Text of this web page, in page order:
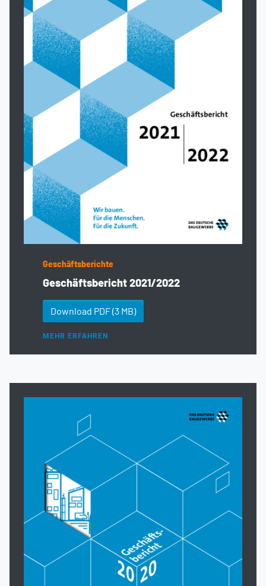
Geschäftsberichte
Geschäftsbericht 2021/2022
Download PDF(3 MB)
MEHR ERFAHREN